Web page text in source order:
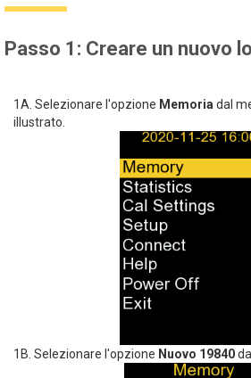
Passo 1: Creare un nuovo
1A. Selezionare l'opzione Memoria dal
illustrato.
1B. Selezionare l'opzione Nuovo 19840